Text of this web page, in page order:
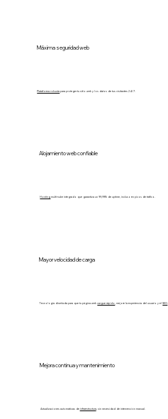
Máxima seguridad web
Plataforma robusta para proteger tu sitio web y los datos de tus visitantes 24/7.
Alojamiento web confiable
Hosting multi-nube integrado que garantiza un 99,99% de uptime, incluso en picos de tráfico.
Mayor velocidad de carga
Tecnología diseñada para que tu página webcargue rápido , mejore la experiencia del usuario y elSEO
Mejora continua y mantenimiento
Actualizaciones automáticas de infraestructura, sin necesidad de intervención manual.